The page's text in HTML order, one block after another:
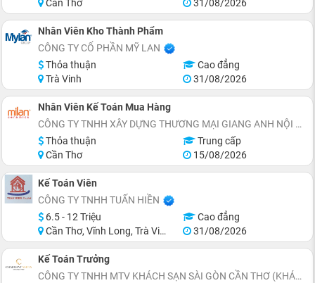
Cần Thơ
31/08/2026
Nhân Viên Kho Thành Phẩm
CÔNG TY CỔ PHẦN MỸ LAN
Thỏa thuận
Cao đẳng
Trà Vinh
31/08/2026
Nhân Viên Kế Toán Mua Hàng
CÔNG TY TNHH XÂY DỰNG THƯƠNG MẠI GIANG ANH NỘI THẤT ĐẸP
Thỏa thuận
Trung cấp
Cần Thơ
15/08/2026
Kế Toán Viên
CÔNG TY TNHH TUẤN HIỀN
6.5 - 12 Triệu
Cao đẳng
Cần Thơ, Vĩnh Long, Trà Vinh
31/08/2026
Kế Toán Trưởng
CÔNG TY TNHH MTV KHÁCH SẠN SÀI GÒN CẦN THƠ (KHÁCH SẠN CHARMANT SUITES)